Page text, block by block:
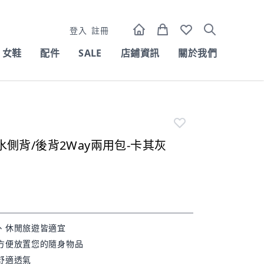
登入 註冊
女鞋 配件 SALE 店鋪資訊 關於我們
側背/後背2Way兩用包-卡其灰
休閒旅遊皆適宜
便放置您的隨身物品
適透氣